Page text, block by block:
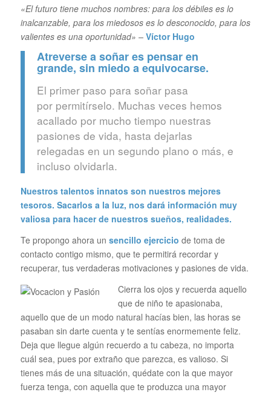
«El futuro tiene muchos nombres: para los débiles es lo
inalcanzable, para los miedosos es lo desconocido, para los
valientes es una oportunidad» – Víctor Hugo
Atreverse a soñar es pensar en
grande, sin miedo a equivocarse.
El primer paso para soñar pasa
por permitírselo. Muchas veces hemos
acallado por mucho tiempo nuestras
pasiones de vida, hasta dejarlas
relegadas en un segundo plano o más, e
incluso olvidarla.
Nuestros talentos innatos son nuestros mejores
tesoros. Sacarlos a la luz, nos dará información muy
valiosa para hacer de nuestros sueños, realidades.
Te propongo ahora un sencillo ejercicio de toma de
contacto contigo mismo, que te permitirá recordar y
recuperar, tus verdaderas motivaciones y pasiones de vida.
Cierra los ojos y recuerda aquello
que de niño te apasionaba,
aquello que de un modo natural hacías bien, las horas se
pasaban sin darte cuenta y te sentías enormemente feliz.
Deja que llegue algún recuerdo a tu cabeza, no importa
cuál sea, pues por extraño que parezca, es valioso. Si
tienes más de una situación, quédate con la que mayor
fuerza tenga, con aquella que te produzca una mayor